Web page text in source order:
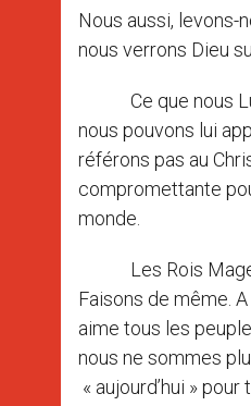
Nous aussi, levons-
nous verrons Dieu
Ce que nous Lui
nous pouvons lui
référons pas au
compromettante
monde.
Les Rois Mages
Faisons de même.
aime tous les
nous ne sommes
« aujourd’hui » pour